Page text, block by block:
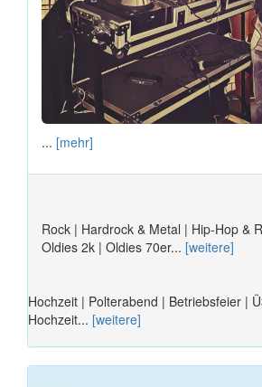
... [mehr]
Rock | Hardrock & Metal | Hip-Hop &
Oldies 2k | Oldies 70er... [weitere]
Hochzeit | Polterabend | Betriebsfeier |
Hochzeit... [weitere]